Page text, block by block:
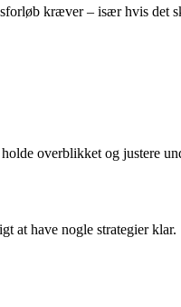
kræver – især hvis det
overblikket og justere
at have nogle strategier klar.